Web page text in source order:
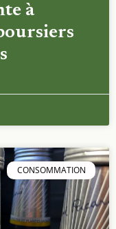
à
CONSOMMATION